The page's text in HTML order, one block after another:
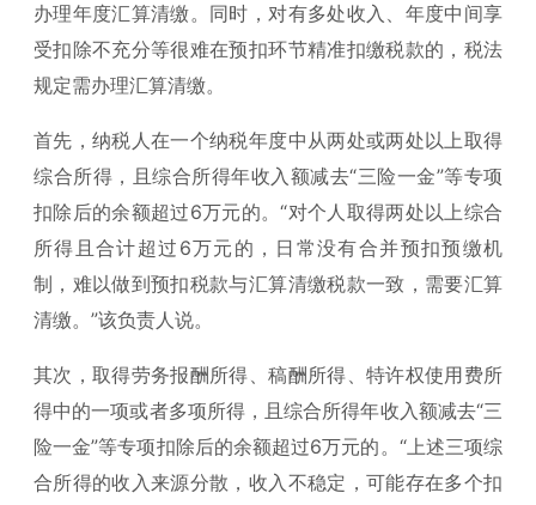
办理年度汇算清缴。同时，对有多处收入、年度中间享
受扣除不充分等很难在预扣环节精准扣缴税款的，税法
规定需办理汇算清缴。
首先，纳税人在一个纳税年度中从两处或两处以上取得
综合所得，且综合所得年收入额减去“三险一金”等专项
扣除后的余额超过6万元的。“对个人取得两处以上综合
所得且合计超过6万元的，日常没有合并预扣预缴机
制，难以做到预扣税款与汇算清缴税款一致，需要汇算
清缴。”该负责人说。
其次，取得劳务报酬所得、稿酬所得、特许权使用费所
得中的一项或者多项所得，且综合所得年收入额减去“三
险一金”等专项扣除后的余额超过6万元的。“上述三项综
合所得的收入来源分散，收入不稳定，可能存在多个扣